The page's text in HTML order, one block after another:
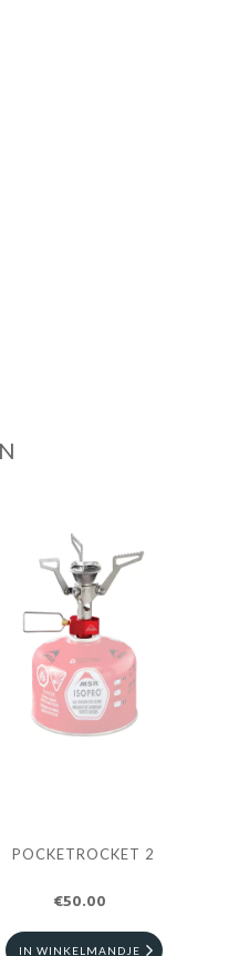
POCKETROCKET 2
€50.00
IN WINKELMANDJE